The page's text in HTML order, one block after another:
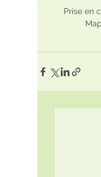
Prise en